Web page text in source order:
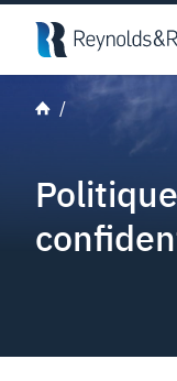
Skip to main content